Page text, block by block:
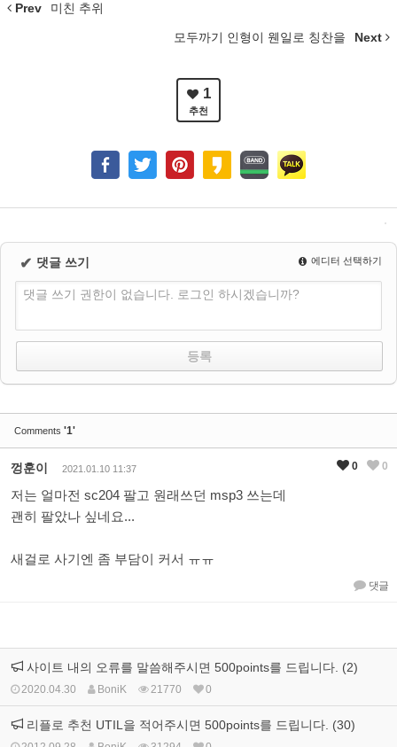
Prev 미친 추위
모두까기 인형이 웬일로 칭찬을 Next
1
추천
✔ 댓글 쓰기 에디터 선택하기
댓글 쓰기 권한이 없습니다. 로그인 하시겠습니까?
Comments '1'
껑훈이 2021.01.10 11:37
저는 얼마전 sc204 팔고 원래쓰던 msp3 쓰는데
괜히 팔았나 싶네요...
새걸로 사기엔 좀 부담이 커서 ㅠㅠ
댓글
0 0
사이트 내의 오류를 말씀해주시면 500points를 드립니다. (2)
2020.04.30 BoniK 21770 0
리플로 추천 UTIL을 적어주시면 500points를 드립니다. (30)